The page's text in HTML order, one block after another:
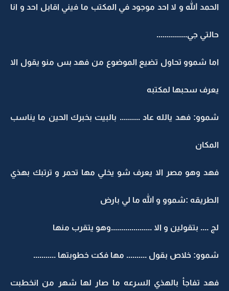
الحمد الله و لا احد موجود في المكتب ما فيني اقابل احد و انا
حالتي جي...............
اما شموو تحاول تضيع الموضوع من فهد بس منو يقول الا
يعرف سحبها لمكتبه
شموو: فهد يالله عاد .......... بالبيت بخبرك الحين ما يناسب
المكان
فهد وهو مصر الا يعرف شو يخلي مها تحمر و ترتبك بهذي
الطريقه :شموو و الله ما لي بارض
لج .... بتقولين و الا ....................وهو يتقرب منها
شموو: خلاص بقول .......... مها فكت خطوبتها ...........
فهد تفاجأ بالهذي السرعه ما صار لها شهر من انخطبت